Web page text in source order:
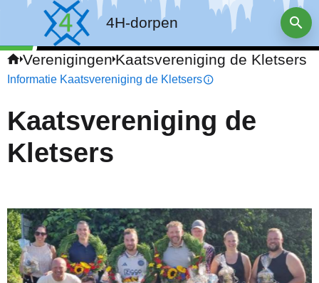
4H-dorpen
Verenigingen Kaatsvereniging de Kletsers
Informatie Kaatsvereniging de Kletsers
Kaatsvereniging de
Kletsers